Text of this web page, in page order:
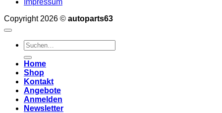
Impressum
Copyright 2026 © autoparts63
Suchen
nach:
Home
Shop
Kontakt
Angebote
Anmelden
Newsletter